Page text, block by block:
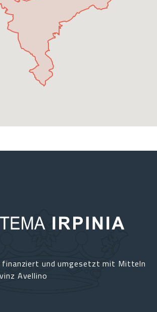
finanziert und umgesetzt mit Mitteln
Avellino